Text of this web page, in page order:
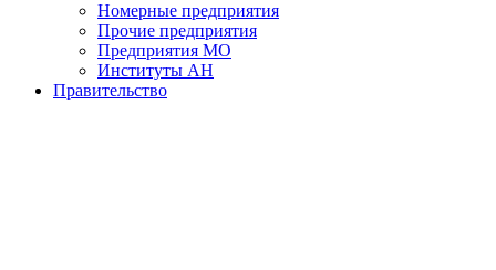
Номерные предприятия
Прочие предприятия
Предприятия МО
Институты АН
Правительство